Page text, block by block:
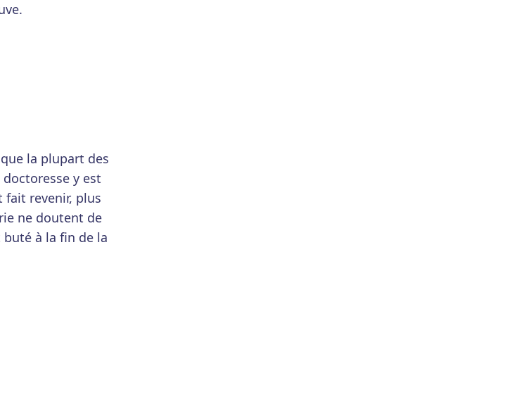
la plupart des
y est
fait revenir, plus
ne doutent de
à la fin de la